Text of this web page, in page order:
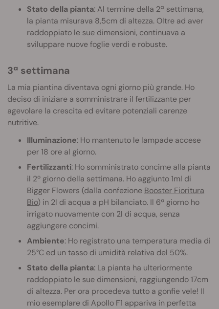
Stato della pianta: Al termine della 2ª settimana,
la pianta misurava 8,5cm di altezza. Oltre ad aver
raddoppiato le sue dimensioni, continuava a
sviluppare nuove foglie verdi e robuste.
3ª settimana
La mia piantina diventava ogni giorno più grande. Ho
deciso di iniziare a somministrare il fertilizzante per
agevolare la crescita ed evitare potenziali carenze
nutritive.
Illuminazione: Ho mantenuto le lampade accese
per 18 ore al giorno.
Fertilizzanti: Ho somministrato concime alla pianta
il 2º giorno della settimana. Ho aggiunto 1ml di
Bigger Flowers (dalla confezione Booster Fioritura
Bio) in 2l di acqua a pH bilanciato. Il 6º giorno ho
irrigato nuovamente con 2l di acqua, senza
aggiungere concimi.
Ambiente: Ho registrato una temperatura media di
25°C ed un tasso di umidità relativa del 50%.
Stato della pianta: La pianta ha ulteriormente
raddoppiato le sue dimensioni, raggiungendo 17cm
di altezza. Per ora procedeva tutto a gonfie vele! Il
mio esemplare di Apollo F1 appariva in perfetta